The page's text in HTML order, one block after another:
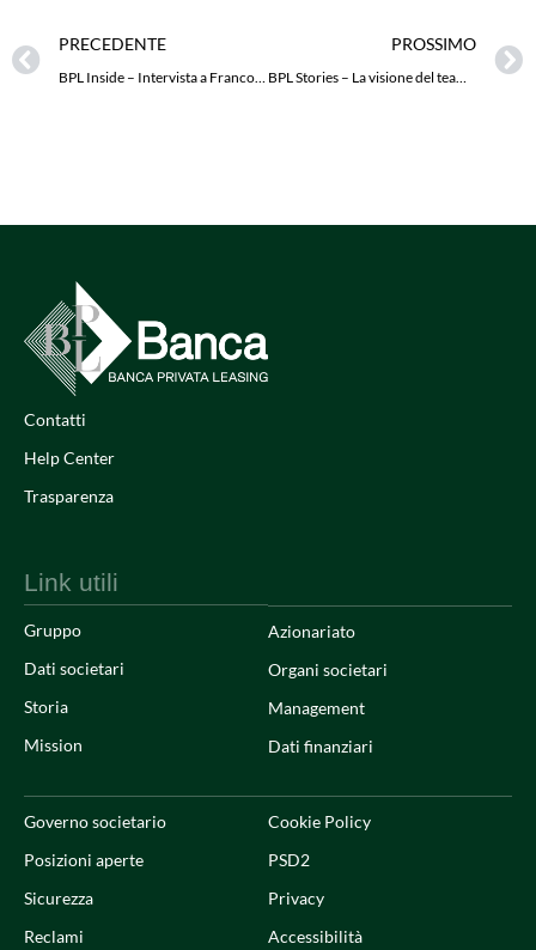
PRECEDENTE
BPL Inside – Intervista a Franco Gandolfi
PROSSIMO
BPL Stories – La visione del team per noi
Contatti
Help Center
Trasparenza
Link utili
Gruppo
Dati societari
Storia
Mission
Azionariato
Organi societari
Management
Dati finanziari
Governo societario
Posizioni aperte
Sicurezza
Reclami
Cookie Policy
PSD2
Privacy
Accessibilità